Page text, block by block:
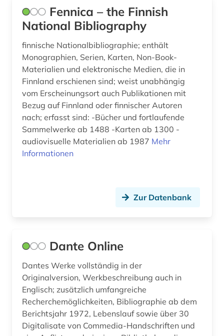
gottfried wilhelm leibniz (1)
grafik (1)
grammatik (1)
graphic novel (1)
griechisch (1)
großbritannien (4)
gummi (1)
heidegger, martin | philosoph; hochschullehrer;
helmut schmidt (1)
hertz, heinrich | physiker; hochschullehrer;
wissenschaftler (1)
hinduismus (1)
hispanistik (5)
Fennica – the Finnish
National Bibliography
finnische Nationalbibliographie; enthält
Monographien, Serien, Karten, Non-Book-
Materialien und elektronische Medien, die in
Finnland erschienen sind; weist unabhängig
vom Erscheinungsort auch Publikationen mit
Bezug auf Finnland oder finnischer Autoren
nach; erfasst sind: -Bücher und fortlaufende
Sammelwerke ab 1488 -Karten ab 1300 -
audiovisuelle Materialien ab 1987 Mehr
Informationen
Zur Datenbank
Dante Online
Dantes Werke vollständig in der
Originalversion, Werkbeschreibung auch in
Englisch; zusätzlich umfangreiche
Recherchemöglichkeiten, Bibliographie ab dem
Berichtsjahr 1972, Lebenslauf sowie über 30
Digitalisate von Commedia-Handschriften und